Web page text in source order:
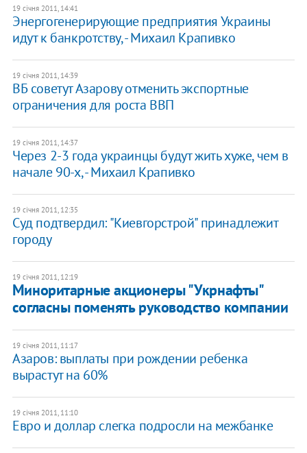
19 січня 2011, 14:41
Энергогенерирующие предприятия Украины
идут к банкротству, - Михаил Крапивко
19 січня 2011, 14:39
ВБ советут Азарову отменить экспортные
ограничения для роста ВВП
19 січня 2011, 14:37
Через 2-3 года украинцы будут жить хуже, чем в
начале 90-х, - Михаил Крапивко
19 січня 2011, 12:35
Суд подтвердил: "Киевгорстрой" принадлежит
городу
19 січня 2011, 12:19
Миноритарные акционеры "Укрнафты"
согласны поменять руководство компании
19 січня 2011, 11:17
Азаров: выплаты при рождении ребенка
вырастут на 60%
19 січня 2011, 11:10
Евро и доллар слегка подросли на межбанке